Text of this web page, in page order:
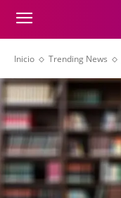
Inicio Trending News